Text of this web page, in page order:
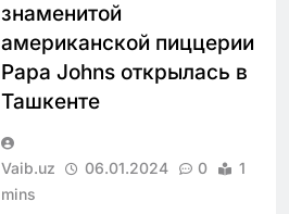
знаменитой
американской пиццерии
Papa Johns открылась в
Ташкенте
Vaib.uz 06.01.2024 0
1
mins